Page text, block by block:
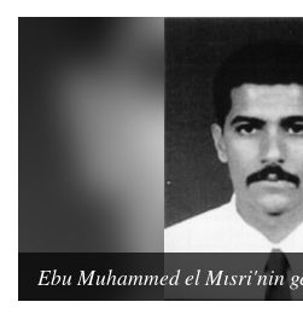
Ebu Muhammed el Mısri'nin